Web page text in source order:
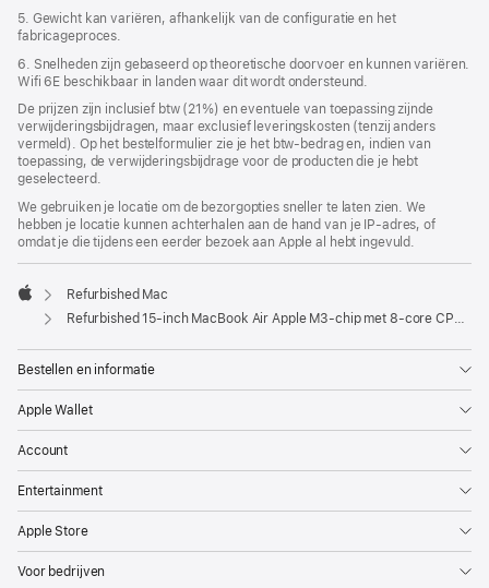
5. Gewicht kan variëren, afhankelijk van de configuratie en het
fabricageproces.
6. Snelheden zijn gebaseerd op theoretische doorvoer en kunnen variëren.
Wifi 6E beschikbaar in landen waar dit wordt ondersteund.
De prijzen zijn inclusief btw (21%) en eventuele van toepassing zijnde
verwijderingsbijdragen, maar exclusief leveringskosten (tenzij anders
vermeld). Op het bestelformulier zie je het btw-bedrag en, indien van
toepassing, de verwijderingsbijdrage voor de producten die je hebt
geselecteerd.
We gebruiken je locatie om de bezorgopties sneller te laten zien. We
hebben je locatie kunnen achterhalen aan de hand van je IP-adres, of
omdat je die tijdens een eerder bezoek aan Apple al hebt ingevuld.
Apple
Refurbished Mac
Refurbished 15-inch MacBook Air Apple M3-chip met 8‑core CPU en 10‑core GPU - Sterrenlicht
Bestellen en informatie
Apple Wallet
Account
Entertainment
Apple Store
Voor bedrijven